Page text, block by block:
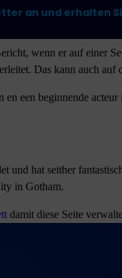
an und erhalten
Unsere
wenn er auf einer
Das kann auch auf
een beginnende
hat seither
in Gotham.
damit diese Seite